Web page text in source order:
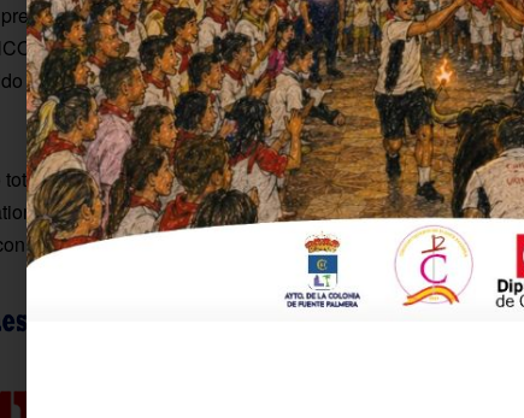
del alcalde de Fuente Palmera, Francisco Javier
y vicepresidenta segunda de la Diputación de Córdoba,
Popular, Manuel Jiménez, y representantes de la empresa
de 339.849,72 euros, de los cuales 142.288 euros
EU. El Ayuntamiento ha cedido el solar para la
el acceso a la vivienda asequible.